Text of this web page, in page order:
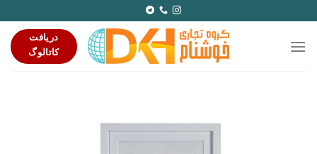
to
content
دریافت
کاتالوگ